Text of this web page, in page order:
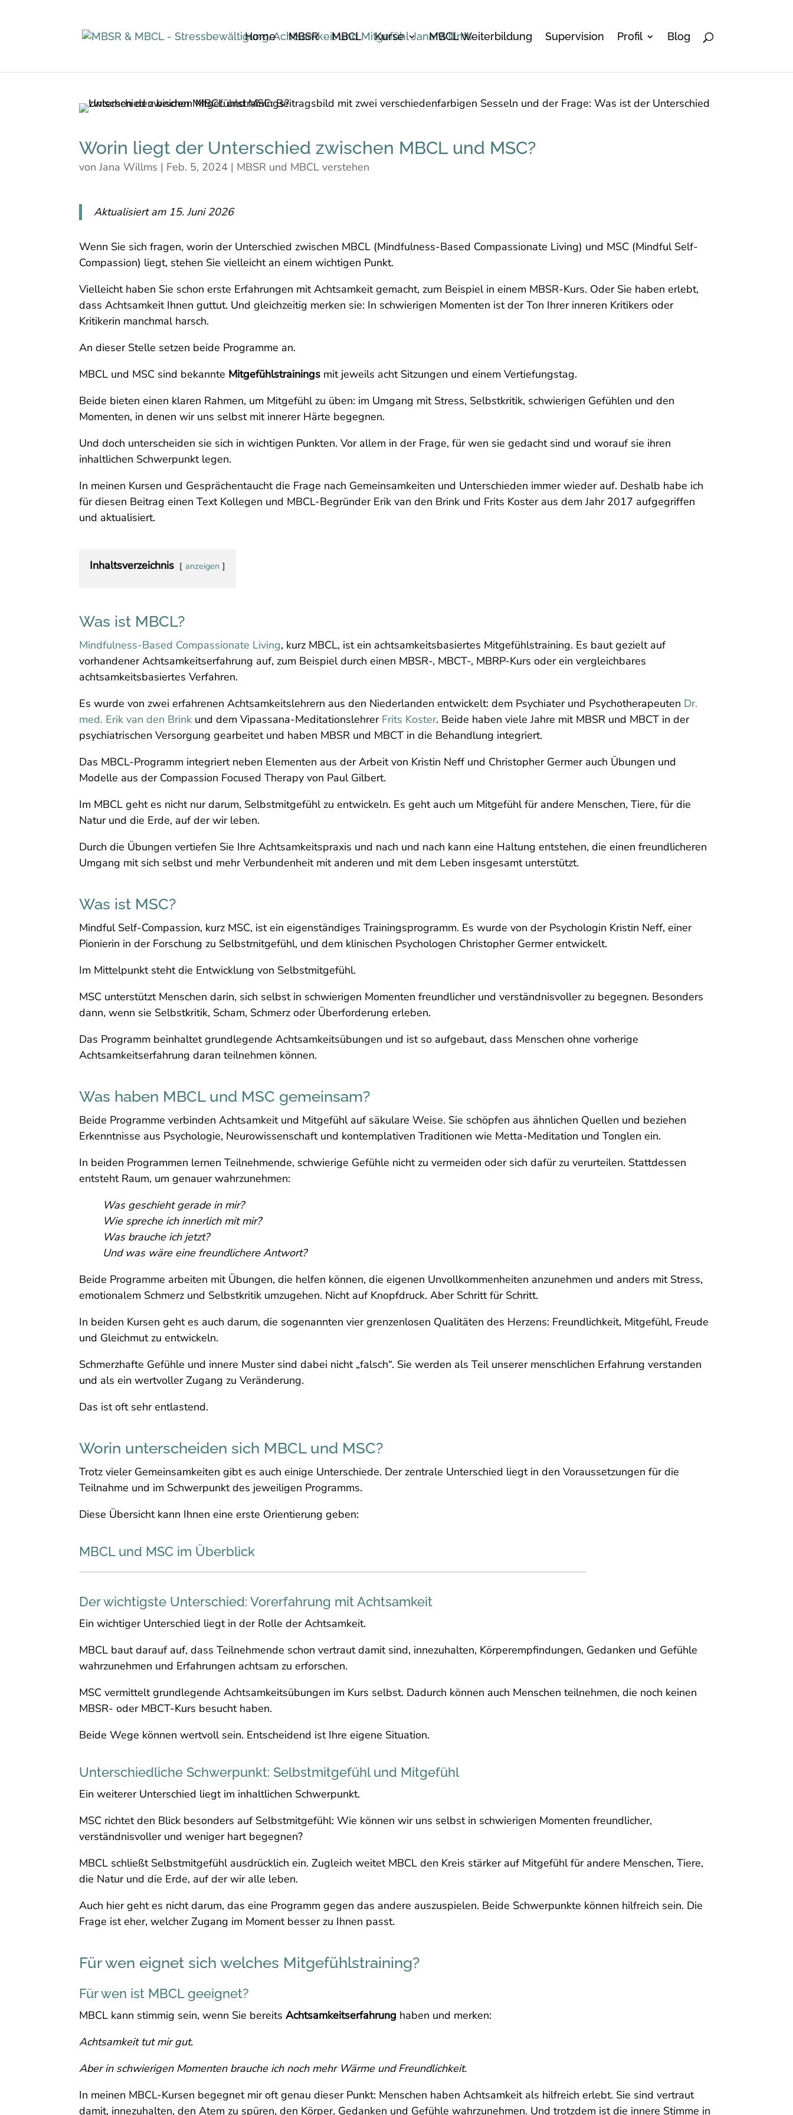
Home MBSR MBCL Kurse MBCL Weiterbildung Supervision Profil Blog
Worin liegt der Unterschied zwischen MBCL und MSC?
vonJana Willms | Feb. 5, 2024 | MBSR und MBCL verstehen
Aktualisiert am 15. Juni 2026
Wenn Sie sich fragen, worin der Unterschied zwischen MBCL (Mindfulness-Based Compassionate Living) und MSC (Mindful Self-
Compassion) liegt, stehen Sie vielleicht an einem wichtigen Punkt.
Vielleicht haben Sie schon erste Erfahrungen mit Achtsamkeit gemacht, zum Beispiel in einem MBSR-Kurs. Oder Sie haben erlebt,
dass Achtsamkeit Ihnen guttut. Und gleichzeitig merken sie: In schwierigen Momenten ist der Ton Ihrer inneren Kritikers oder
Kritikerin manchmal harsch.
An dieser Stelle setzen beide Programme an.
MBCL und MSC sind bekannte Mitgefühlstrainings mit jeweils acht Sitzungen und einem Vertiefungstag.
Beide bieten einen klaren Rahmen, um Mitgefühl zu üben: im Umgang mit Stress, Selbstkritik, schwierigen Gefühlen und den
Momenten, in denen wir uns selbst mit innerer Härte begegnen.
Und doch unterscheiden sie sich in wichtigen Punkten. Vor allem in der Frage, für wen sie gedacht sind und worauf sie ihren
inhaltlichen Schwerpunkt legen.
In meinen Kursen und Gesprächentaucht die Frage nach Gemeinsamkeiten und Unterschieden immer wieder auf. Deshalb habe ich
für diesen Beitrag einen Text Kollegen und MBCL-Begründer Erik van den Brink und Frits Koster aus dem Jahr 2017 aufgegriffen
und aktualisiert.
Inhaltsverzeichnis anzeigen
Was ist MBCL?
Mindfulness-Based Compassionate Living, kurz MBCL, ist ein achtsamkeitsbasiertes Mitgefühlstraining. Es baut gezielt auf
vorhandener Achtsamkeitserfahrung auf, zum Beispiel durch einen MBSR-, MBCT-, MBRP-Kurs oder ein vergleichbares
achtsamkeitsbasiertes Verfahren.
Es wurde von zwei erfahrenen Achtsamkeitslehrern aus den Niederlanden entwickelt: dem Psychiater und Psychotherapeuten Dr.
med. Erik van den Brink und dem Vipassana-MeditationslehrerFrits Koster. Beide haben viele Jahre mit MBSR und MBCT in der
psychiatrischen Versorgung gearbeitet und haben MBSR und MBCT in die Behandlung integriert.
Das MBCL-Programm integriert neben Elementen aus der Arbeit von Kristin Neff und Christopher Germer auch Übungen und
Modelle aus der Compassion Focused Therapy von Paul Gilbert.
Im MBCL geht es nicht nur darum, Selbstmitgefühl zu entwickeln. Es geht auch um Mitgefühl für andere Menschen, Tiere, für die
Natur und die Erde, auf der wir leben.
Durch die Übungen vertiefen Sie Ihre Achtsamkeitspraxis und nach und nach kann eine Haltung entstehen, die einen freundlicheren
Umgang mit sich selbst und mehr Verbundenheit mit anderen und mit dem Leben insgesamt unterstützt.
Was ist MSC?
Mindful Self-Compassion, kurz MSC, ist ein eigenständiges Trainingsprogramm. Es wurde von der Psychologin Kristin Neff, einer
Pionierin in der Forschung zu Selbstmitgefühl, und dem klinischen Psychologen Christopher Germer entwickelt.
Im Mittelpunkt steht die Entwicklung von Selbstmitgefühl.
MSC unterstützt Menschen darin, sich selbst in schwierigen Momenten freundlicher und verständnisvoller zu begegnen. Besonders
dann, wenn sie Selbstkritik, Scham, Schmerz oder Überforderung erleben.
Das Programm beinhaltet grundlegende Achtsamkeitsübungen und ist so aufgebaut, dass Menschen ohne vorherige
Achtsamkeitserfahrung daran teilnehmen können.
Was haben MBCL und MSC gemeinsam?
Beide Programme verbinden Achtsamkeit und Mitgefühl auf säkulare Weise. Sie schöpfen aus ähnlichen Quellen und beziehen
Erkenntnisse aus Psychologie, Neurowissenschaft und kontemplativen Traditionen wie Metta-Meditation und Tonglen ein.
In beiden Programmen lernen Teilnehmende, schwierige Gefühle nicht zu vermeiden oder sich dafür zu verurteilen. Stattdessen
entsteht Raum, um genauer wahrzunehmen:
Was geschieht gerade in mir?
Wie spreche ich innerlich mit mir?
Was brauche ich jetzt?
Und was wäre eine freundlichere Antwort?
Beide Programme arbeiten mit Übungen, die helfen können, die eigenen Unvollkommenheiten anzunehmen und anders mit Stress,
emotionalem Schmerz und Selbstkritik umzugehen. Nicht auf Knopfdruck. Aber Schritt für Schritt.
In beiden Kursen geht es auch darum, die sogenannten vier grenzenlosen Qualitäten des Herzens: Freundlichkeit, Mitgefühl, Freude
und Gleichmut zu entwickeln.
Schmerzhafte Gefühle und innere Muster sind dabei nicht „falsch“. Sie werden als Teil unserer menschlichen Erfahrung verstanden
und als ein wertvoller Zugang zu Veränderung.
Das ist oft sehr entlastend.
Worin unterscheiden sich MBCL und MSC?
Trotz vieler Gemeinsamkeiten gibt es auch einige Unterschiede. Der zentrale Unterschied liegt in den Voraussetzungen für die
Teilnahme und im Schwerpunkt des jeweiligen Programms.
Diese Übersicht kann Ihnen eine erste Orientierung geben:
MBCL und MSC im Überblick
Der wichtigste Unterschied: Vorerfahrung mit Achtsamkeit
Ein wichtiger Unterschied liegt in der Rolle der Achtsamkeit.
MBCL baut darauf auf, dass Teilnehmende schon vertraut damit sind, innezuhalten, Körperempfindungen, Gedanken und Gefühle
wahrzunehmen und Erfahrungen achtsam zu erforschen.
MSC vermittelt grundlegende Achtsamkeitsübungen im Kurs selbst. Dadurch können auch Menschen teilnehmen, die noch keinen
MBSR- oder MBCT-Kurs besucht haben.
Beide Wege können wertvoll sein. Entscheidend ist Ihre eigene Situation.
Unterschiedliche Schwerpunkt: Selbstmitgefühl und Mitgefühl
Ein weiterer Unterschied liegt im inhaltlichen Schwerpunkt.
MSC richtet den Blick besonders auf Selbstmitgefühl: Wie können wir uns selbst in schwierigen Momenten freundlicher,
verständnisvoller und weniger hart begegnen?
MBCL schließt Selbstmitgefühl ausdrücklich ein. Zugleich weitet MBCL den Kreis stärker auf Mitgefühl für andere Menschen, Tiere,
die Natur und die Erde, auf der wir alle leben.
Auch hier geht es nicht darum, das eine Programm gegen das andere auszuspielen. Beide Schwerpunkte können hilfreich sein. Die
Frage ist eher, welcher Zugang im Moment besser zu Ihnen passt.
Für wen eignet sich welches Mitgefühlstraining?
Für wen ist MBCL geeignet?
MBCL kann stimmig sein, wenn Sie bereitsAchtsamkeitserfahrung haben und merken:
Achtsamkeit tut mir gut.
Aber in schwierigen Momenten brauche ich noch mehr Wärme und Freundlichkeit.
In meinen MBCL-Kursen begegnet mir oft genau dieser Punkt: Menschen haben Achtsamkeit als hilfreich erlebt. Sie sind vertraut
damit, innezuhalten, den Atem zu spüren, den Körper, Gedanken und Gefühle wahrzunehmen. Und trotzdem ist die innere Stimme in